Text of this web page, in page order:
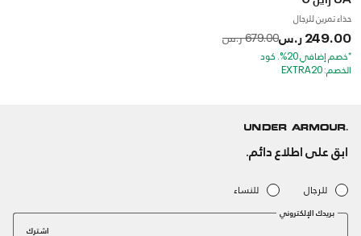
حذاء تمرين للرجال
249.00 ر.س Price reduced from
679.00 ر.س to
*خصم إضافي 20%. كود
الخصم: EXTRA20
ابق على اطلاع دائم.
للرجال للنساء
بريدك الإلكتروني
اشترك